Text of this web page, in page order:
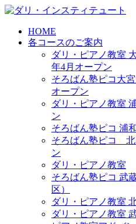
HOME
各コースのご案内
ダリ・ピアノ教室
年4月オープン
そろばん塾ピコ大
オープン
ダリ・ピアノ教室
ン
そろばん塾ピコ 浦
そろばん塾ピコ 北
ン
ダリ・ピアノ教室
そろばん塾ピコ 武
区）
ダリ・ピアノ教室
ダリ・ピアノ教室